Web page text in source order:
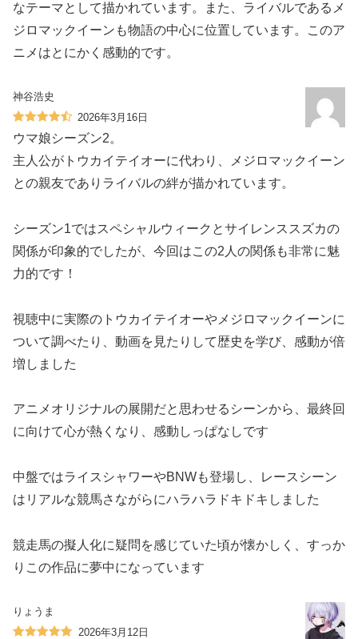
なテーマとして描かれています。また、ライバルであるメ
ジロマックイーンも物語の中心に位置しています。このア
ニメはとにかく感動的です。
神谷浩史
2026年3月16日
ウマ娘シーズン2。
主人公がトウカイテイオーに代わり、メジロマックイーン
との親友でありライバルの絆が描かれています。
シーズン1ではスペシャルウィークとサイレンススズカの
関係が印象的でしたが、今回はこの2人の関係も非常に魅
力的です！
視聴中に実際のトウカイテイオーやメジロマックイーンに
ついて調べたり、動画を見たりして歴史を学び、感動が倍
増しました
アニメオリジナルの展開だと思わせるシーンから、最終回
に向けて心が熱くなり、感動しっぱなしです
中盤ではライスシャワーやBNWも登場し、レースシーン
はリアルな競馬さながらにハラハラドキドキしました
競走馬の擬人化に疑問を感じていた頃が懐かしく、すっか
りこの作品に夢中になっています
りょうま
2026年3月12日